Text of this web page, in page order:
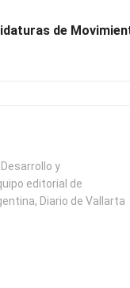
de
y
editorial de
Diario de Vallarta